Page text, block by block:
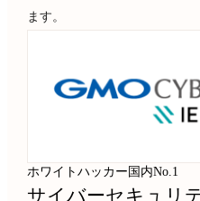
ます。
ホワイトハッカー国内No.1
サイバーセキュリ